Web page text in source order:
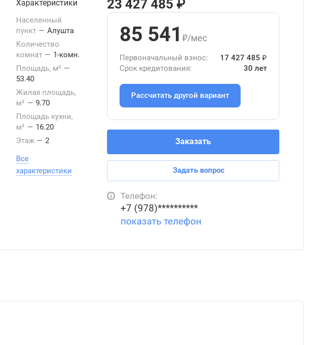
Характеристики
Населенный
пункт — Алушта
Количество
комнат — 1-комн.
Площадь, м² —
53.40
Жилая площадь,
м² — 9.70
Площадь кухни,
м² — 16.20
Этаж — 2
Все
характеристики
23 427 485 ₽
85 541 ₽/мес
Первоначальный взнос:
17 427 485 ₽
Срок кредитования:
30 лет
Рассчитать другой вариант
Заказать
Задать вопрос
Телефон:
+7 (978)**********
показать телефон